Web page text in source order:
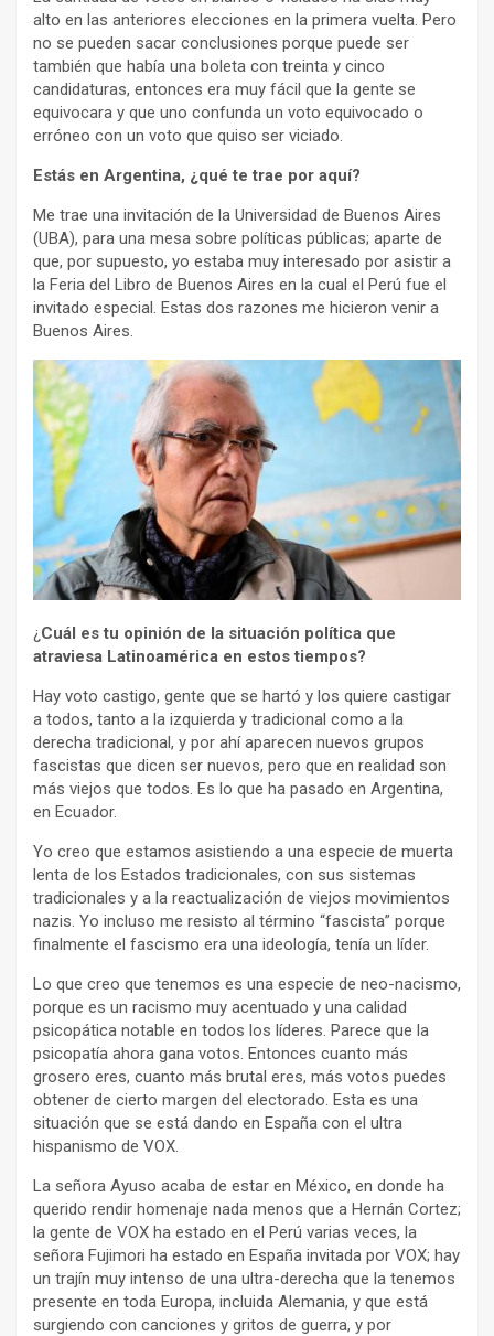
alto en las anteriores elecciones en la primera vuelta. Pero
no se pueden sacar conclusiones porque puede ser
también que había una boleta con treinta y cinco
candidaturas, entonces era muy fácil que la gente se
equivocara y que uno confunda un voto equivocado o
erróneo con un voto que quiso ser viciado.
Estás en Argentina, ¿qué te trae por aquí?
Me trae una invitación de la Universidad de Buenos Aires
(UBA), para una mesa sobre políticas públicas; aparte de
que, por supuesto, yo estaba muy interesado por asistir a
la Feria del Libro de Buenos Aires en la cual el Perú fue el
invitado especial. Estas dos razones me hicieron venir a
Buenos Aires.
¿ Cuál es tu opinión de la situación política que
atraviesa Latinoamérica en estos tiempos?
Hay voto castigo, gente que se hartó y los quiere castigar
a todos, tanto a la izquierda y tradicional como a la
derecha tradicional, y por ahí aparecen nuevos grupos
fascistas que dicen ser nuevos, pero que en realidad son
más viejos que todos. Es lo que ha pasado en Argentina,
en Ecuador.
Yo creo que estamos asistiendo a una especie de muerta
lenta de los Estados tradicionales, con sus sistemas
tradicionales y a la reactualización de viejos movimientos
nazis. Yo incluso me resisto al término “fascista” porque
finalmente el fascismo era una ideología, tenía un líder.
Lo que creo que tenemos es una especie de neo-nacismo,
porque es un racismo muy acentuado y una calidad
psicopática notable en todos los líderes. Parece que la
psicopatía ahora gana votos. Entonces cuanto más
grosero eres, cuanto más brutal eres, más votos puedes
obtener de cierto margen del electorado. Esta es una
situación que se está dando en España con el ultra
hispanismo de VOX.
La señora Ayuso acaba de estar en México, en donde ha
querido rendir homenaje nada menos que a Hernán Cortez;
la gente de VOX ha estado en el Perú varias veces, la
señora Fujimori ha estado en España invitada por VOX; hay
un trajín muy intenso de una ultra-derecha que la tenemos
presente en toda Europa, incluida Alemania, y que está
surgiendo con canciones y gritos de guerra, y por